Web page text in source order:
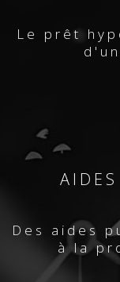
Le prêt
Des aides
à la